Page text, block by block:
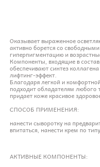
Oказывает выраженное
активно борется со
гиперпигментацию и
Компоненты, входящие в
обеспечивают синтез
лифтинг-эффект.
Благодаря легкой и
подходит обладателям любого
придает коже красивое
СПОСОБ ПРИМЕНЕНИЯ:
нанести сыворотку на
впитаться, нанести крем по
АКТИВНЫЕ КОМПОНЕНТЫ: